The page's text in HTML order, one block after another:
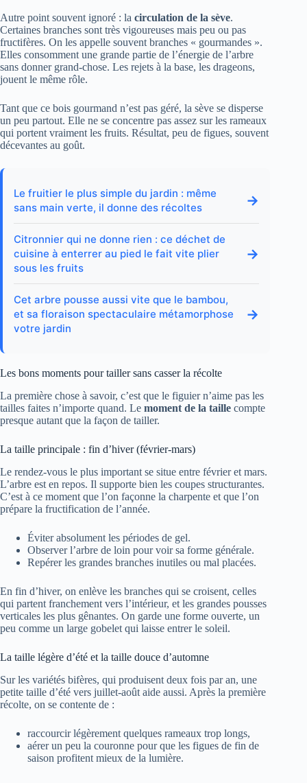
Autre point souvent ignoré : la circulation de la sève.
Certaines branches sont très vigoureuses mais peu ou pas
fructifères. On les appelle souvent branches « gourmandes ».
Elles consomment une grande partie de l’énergie de l’arbre
sans donner grand-chose. Les rejets à la base, les drageons,
jouent le même rôle.
Tant que ce bois gourmand n’est pas géré, la sève se disperse
un peu partout. Elle ne se concentre pas assez sur les rameaux
qui portent vraiment les fruits. Résultat, peu de figues, souvent
décevantes au goût.
Le fruitier le plus simple du jardin : même
sans main verte, il donne des récoltes
→
Citronnier qui ne donne rien : ce déchet de
cuisine à enterrer au pied le fait vite plier
sous les fruits
→
Cet arbre pousse aussi vite que le bambou,
et sa floraison spectaculaire métamorphose
votre jardin
→
Les bons moments pour tailler sans casser la récolte
La première chose à savoir, c’est que le figuier n’aime pas les
tailles faites n’importe quand. Le moment de la taille compte
presque autant que la façon de tailler.
La taille principale : fin d’hiver (février-mars)
Le rendez-vous le plus important se situe entre février et mars.
L’arbre est en repos. Il supporte bien les coupes structurantes.
C’est à ce moment que l’on façonne la charpente et que l’on
prépare la fructification de l’année.
Éviter absolument les périodes de gel.
Observer l’arbre de loin pour voir sa forme générale.
Repérer les grandes branches inutiles ou mal placées.
En fin d’hiver, on enlève les branches qui se croisent, celles
qui partent franchement vers l’intérieur, et les grandes pousses
verticales les plus gênantes. On garde une forme ouverte, un
peu comme un large gobelet qui laisse entrer le soleil.
La taille légère d’été et la taille douce d’automne
Sur les variétés bifères, qui produisent deux fois par an, une
petite taille d’été vers juillet-août aide aussi. Après la première
récolte, on se contente de :
raccourcir légèrement quelques rameaux trop longs,
aérer un peu la couronne pour que les figues de fin de
saison profitent mieux de la lumière.